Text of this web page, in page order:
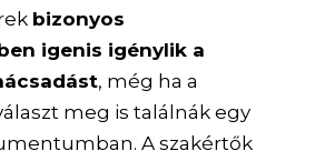
bizonyos
igenis igénylik a
, még ha a
meg is találnák egy
A szakértők